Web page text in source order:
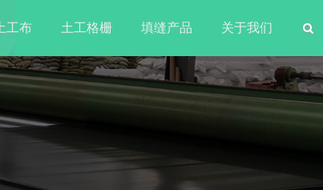
工布 土工格栅 填缝产品 关于我们